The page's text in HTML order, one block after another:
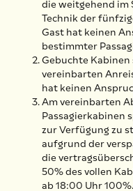
die weitgehend im
Technik der
Gast hat keinen
bestimmter
Gebuchte Kabinen
vereinbarten
hat keinen
Am vereinbarten
Passagierkabinen
zur Verfügung zu
aufgrund der
die
50% des vollen
ab 18:00 Uhr